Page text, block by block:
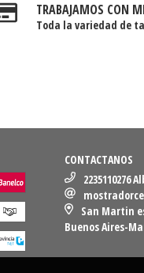
TRABAJAMOS CON
Toda la variedad de
CONTACTANOS
2235110276
San Martin
Buenos Aires-